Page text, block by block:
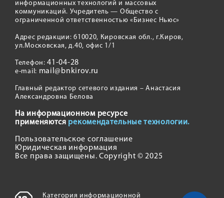
информационных технологий и массовых
коммуникаций. Учредитель — Общество с
ограниченной ответственностью «Бизнес Ньюс»
Адрес редакции: 610020, Кировская обл., г.Киров,
ул.Московская, д.40, офис 1/1
Телефон:41-04-28
e-mail: mail@bnkirov.ru
Главный редактор сетевого издания – Анастасия
Александровна Белова
На информационном ресурсе
применяются рекомендательные технологии.
Пользовательское соглашение
Юридическая информация
Все права защищены. Copyright © 2025
Категория информационной